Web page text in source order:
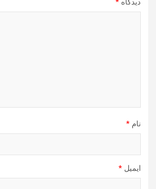
دیدگاه *
نام *
ایمیل *